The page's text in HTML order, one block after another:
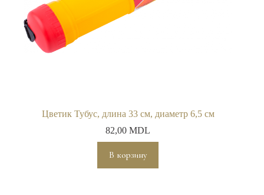
Цветик Тубус, длина 33 см, диаметр 6,5 см
82,00MDL
В корзину